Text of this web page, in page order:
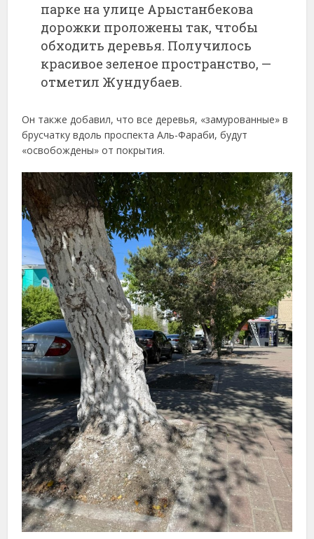
парке на улице Арыстанбекова
дорожки проложены так, чтобы
обходить деревья. Получилось
красивоезеленое пространство, —
отметил Жундубаев.
Он такжедобавил,чтовседеревья, «замурованные» в
брусчаткувдольпроспектаАль-Фараби,будут
«освобождены»отпокрытия.